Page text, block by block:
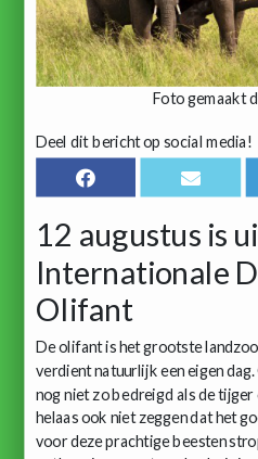
Foto gemaakt
Deel dit bericht op social media!
12 augustus is
Internationale
Olifant
De olifant is het grootste
verdient natuurlijk een eigen
nog niet zo bedreigd als de tijger
helaas ook niet zeggen dat het
voor deze prachtige beesten